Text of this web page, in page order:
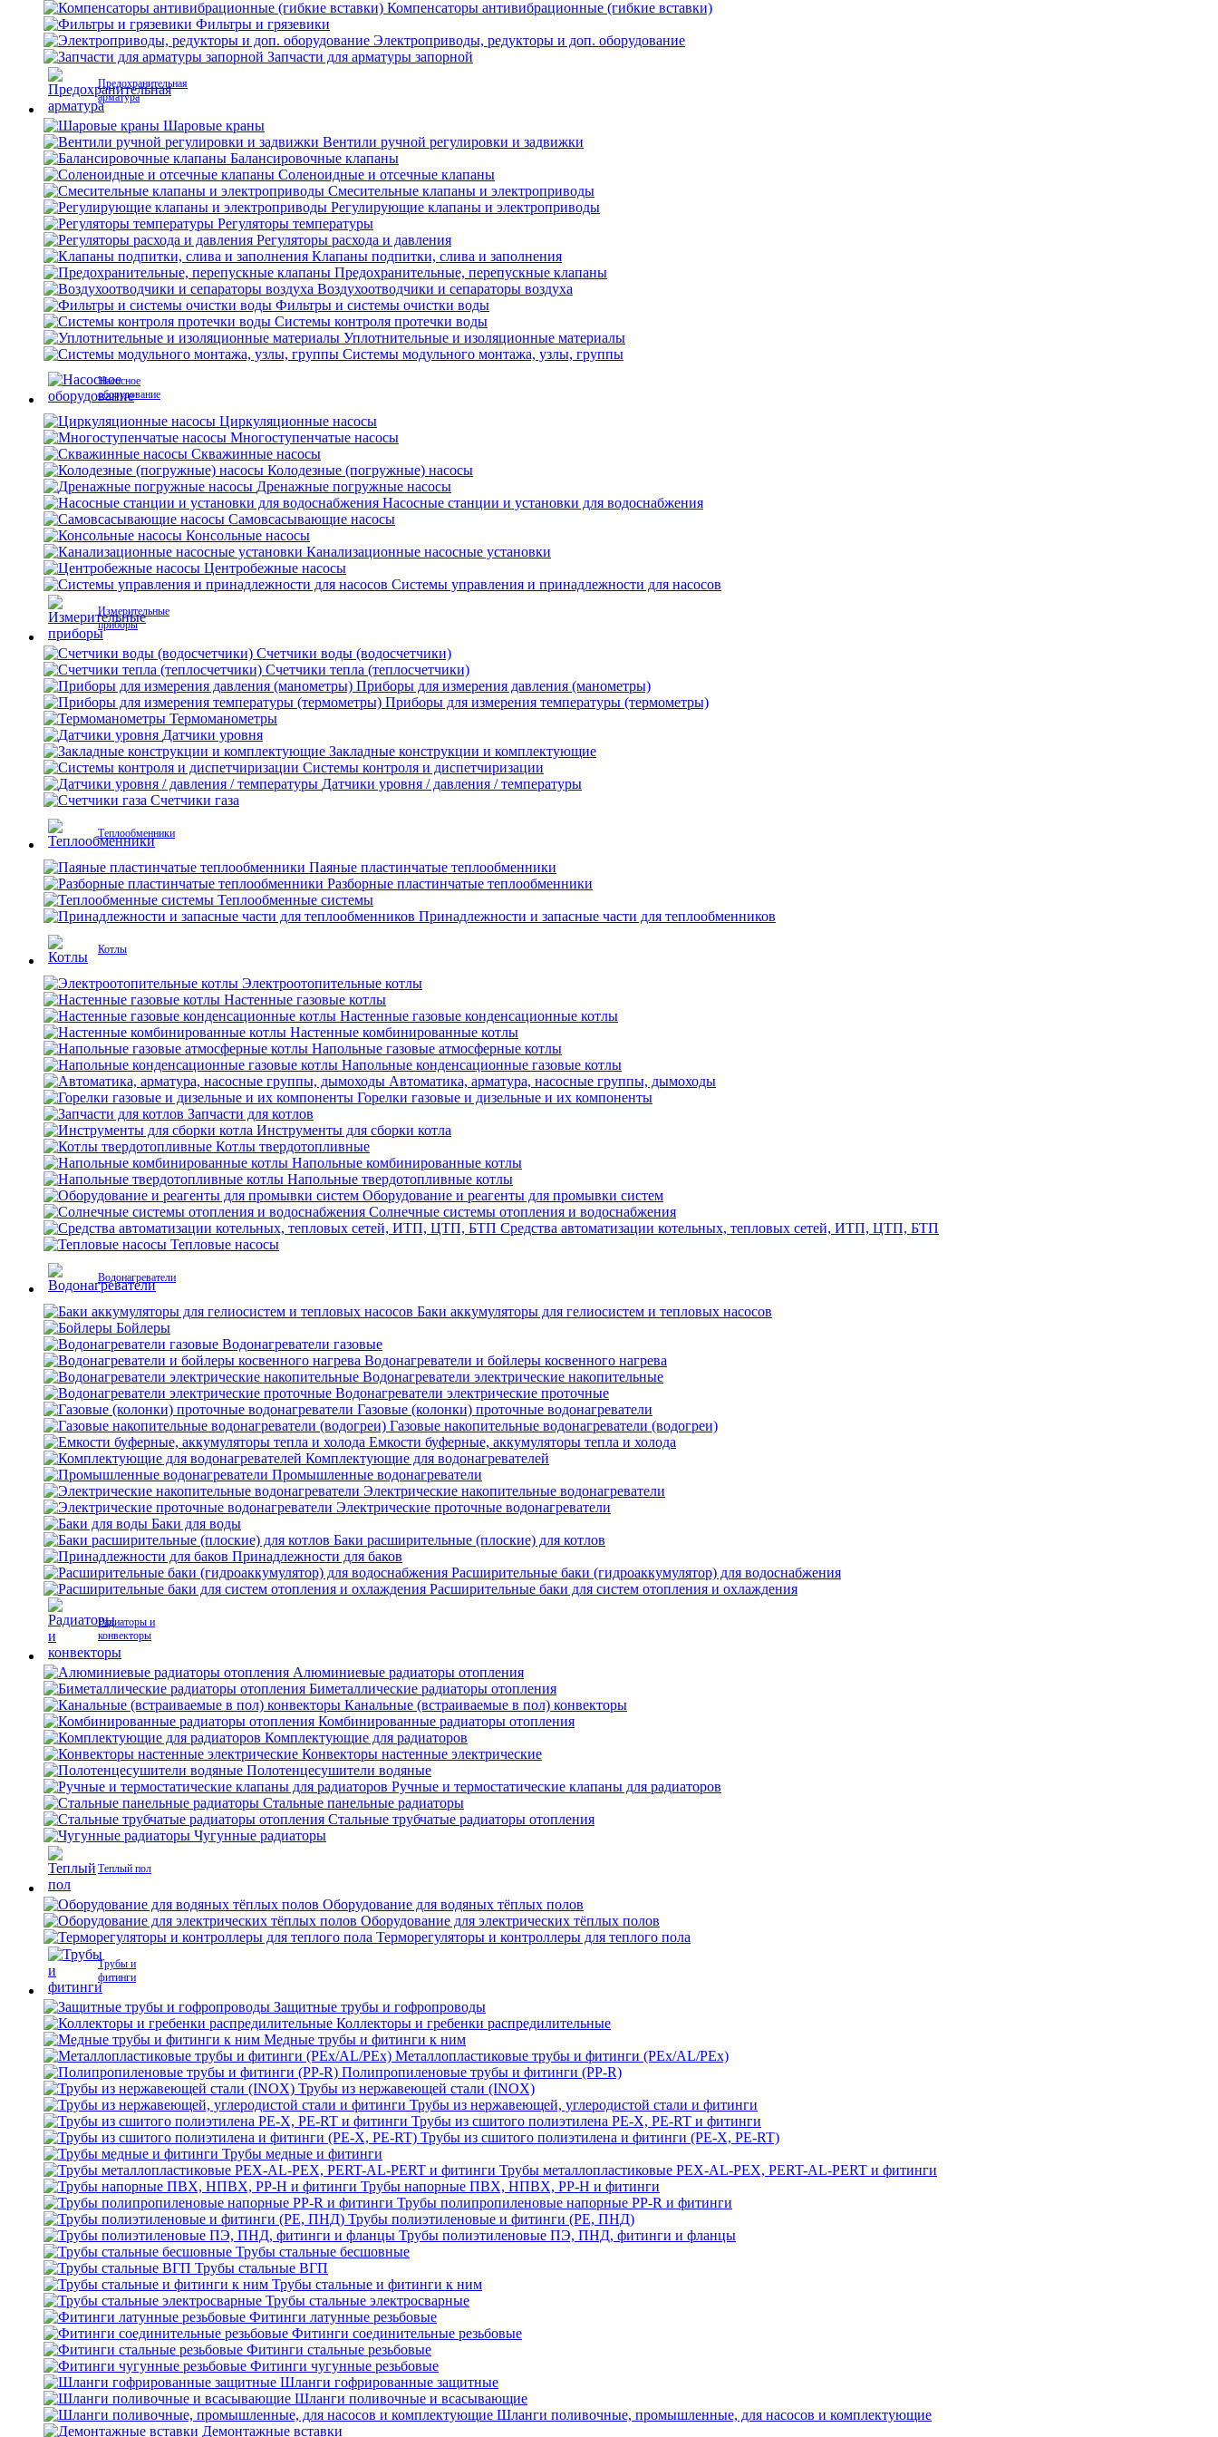
Компенсаторы антивибрационные (гибкие вставки)
Фильтры и грязевики
Электроприводы, редукторы и доп. оборудование
Запчасти для арматуры запорной
Предохранительная
арматура
Шаровые краны
Вентили ручной регулировки и задвижки
Балансировочные клапаны
Соленоидные и отсечные клапаны
Смесительные клапаны и электроприводы
Регулирующие клапаны и электроприводы
Регуляторы температуры
Регуляторы расхода и давления
Клапаны подпитки, слива и заполнения
Предохранительные, перепускные клапаны
Воздухоотводчики и сепараторы воздуха
Фильтры и системы очистки воды
Системы контроля протечки воды
Уплотнительные и изоляционные материалы
Системы модульного монтажа, узлы, группы
Насосное
оборудование
Циркуляционные насосы
Многоступенчатые насосы
Скважинные насосы
Колодезные (погружные) насосы
Дренажные погружные насосы
Насосные станции и установки для водоснабжения
Самовсасывающие насосы
Консольные насосы
Канализационные насосные установки
Центробежные насосы
Системы управления и принадлежности для насосов
Измерительные
приборы
Счетчики воды (водосчетчики)
Счетчики тепла (теплосчетчики)
Приборы для измерения давления (манометры)
Приборы для измерения температуры (термометры)
Термоманометры
Датчики уровня
Закладные конструкции и комплектующие
Системы контроля и диспетчиризации
Датчики уровня / давления / температуры
Счетчики газа
Теплообменники
Паяные пластинчатые теплообменники
Разборные пластинчатые теплообменники
Теплообменные системы
Принадлежности и запасные части для теплообменников
Котлы
Электроотопительные котлы
Настенные газовые котлы
Настенные газовые конденсационные котлы
Настенные комбинированные котлы
Напольные газовые атмосферные котлы
Напольные конденсационные газовые котлы
Автоматика, арматура, насосные группы, дымоходы
Горелки газовые и дизельные и их компоненты
Запчасти для котлов
Инструменты для сборки котла
Котлы твердотопливные
Напольные комбинированные котлы
Напольные твердотопливные котлы
Оборудование и реагенты для промывки систем
Солнечные системы отопления и водоснабжения
Средства автоматизации котельных, тепловых сетей, ИТП, ЦТП, БТП
Тепловые насосы
Водонагреватели
Баки аккумуляторы для гелиосистем и тепловых насосов
Бойлеры
Водонагреватели газовые
Водонагреватели и бойлеры косвенного нагрева
Водонагреватели электрические накопительные
Водонагреватели электрические проточные
Газовые (колонки) проточные водонагреватели
Газовые накопительные водонагреватели (водогреи)
Емкости буферные, аккумуляторы тепла и холода
Комплектующие для водонагревателей
Промышленные водонагреватели
Электрические накопительные водонагреватели
Электрические проточные водонагреватели
Баки для воды
Баки расширительные (плоские) для котлов
Принадлежности для баков
Расширительные баки (гидроаккумулятор) для водоснабжения
Расширительные баки для систем отопления и охлаждения
Радиаторы и
конвекторы
Алюминиевые радиаторы отопления
Биметаллические радиаторы отопления
Канальные (встраиваемые в пол) конвекторы
Комбинированные радиаторы отопления
Комплектующие для радиаторов
Конвекторы настенные электрические
Полотенцесушители водяные
Ручные и термостатические клапаны для радиаторов
Стальные панельные радиаторы
Стальные трубчатые радиаторы отопления
Чугунные радиаторы
Теплый пол
Оборудование для водяных тёплых полов
Оборудование для электрических тёплых полов
Терморегуляторы и контроллеры для теплого пола
Трубы и
фитинги
Защитные трубы и гофропроводы
Коллекторы и гребенки распредилительные
Медные трубы и фитинги к ним
Металлопластиковые трубы и фитинги (PEx/AL/PEx)
Полипропиленовые трубы и фитинги (PP-R)
Трубы из нержавеющей стали (INOX)
Трубы из нержавеющей, углеродистой стали и фитинги
Трубы из сшитого полиэтилена PE-X, PE-RT и фитинги
Трубы из сшитого полиэтилена и фитинги (PE-X, PE-RT)
Трубы медные и фитинги
Трубы металлопластиковые PEX-AL-PEX, PERT-AL-PERT и фитинги
Трубы напорные ПВХ, НПВХ, PP-H и фитинги
Трубы полипропиленовые напорные PP-R и фитинги
Трубы полиэтиленовые и фитинги (PE, ПНД)
Трубы полиэтиленовые ПЭ, ПНД, фитинги и фланцы
Трубы стальные бесшовные
Трубы стальные ВГП
Трубы стальные и фитинги к ним
Трубы стальные электросварные
Фитинги латунные резьбовые
Фитинги соединительные резьбовые
Фитинги стальные резьбовые
Фитинги чугунные резьбовые
Шланги гофрированные защитные
Шланги поливочные и всасывающие
Шланги поливочные, промышленные, для насосов и комплектующие
Демонтажные вставки